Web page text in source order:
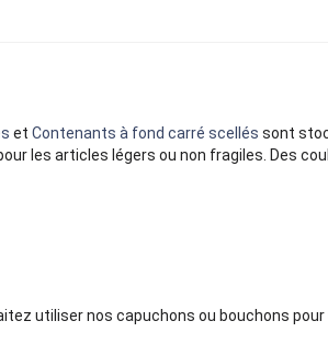
et Contenants à fond carré scellés sont
les articles légers ou non fragiles. Des
utiliser nos capuchons ou bouchons pour